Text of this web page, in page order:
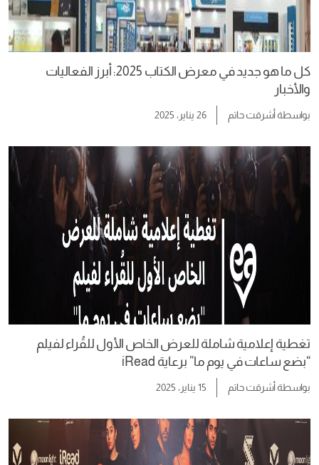
كل ما هو جديد في معرض الكتاب 2025: أبرز الفعاليات
والأخبار
بواسطةأشرقت حاتم 26 يناير، 2025
تغطية إعلامية شاملة للعرض الخاص الأول للقُراء لفيلم
“بضع ساعات في يوم ما” برعاية iRead
بواسطةأشرقت حاتم 15 يناير، 2025